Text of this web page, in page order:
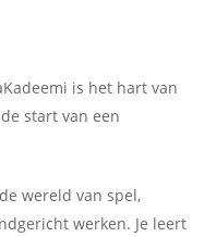
is het hart van
start van een
wereld van spel,
werken. Je leert